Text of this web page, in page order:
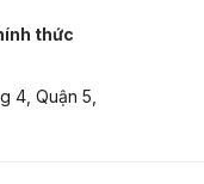
thức
4, Quận 5,